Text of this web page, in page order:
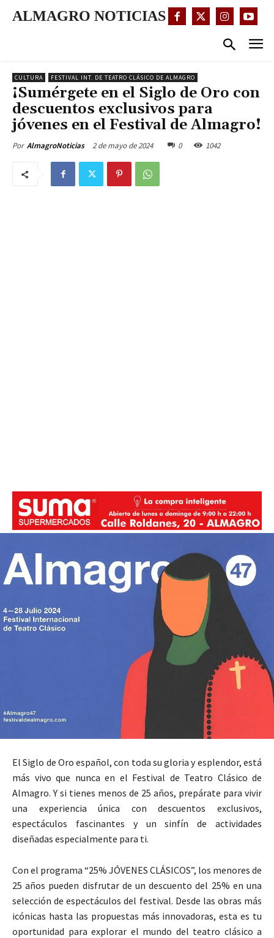
ALMAGRO NOTICIAS
CULTURA FESTIVAL INT. DE TEATRO CLÁSICO DE ALMAGRO
¡Sumérgete en el Siglo de Oro con
descuentos exclusivos para
jóvenes en el Festival de Almagro!
Por AlmagroNoticias 2 de mayo de 2024 0 1042
El Siglo de Oro español, con toda su gloria y esplendor, está
más vivo que nunca en el Festival de Teatro Clásico de
Almagro. Y si tienes menos de 25 años, prepárate para vivir
una experiencia única con descuentos exclusivos,
espectáculos fascinantes y un sinfín de actividades
diseñadas especialmente para ti.
Con el programa “25% JÓVENES CLÁSICOS”, los menores de
25 años pueden disfrutar de un descuento del 25% en una
selección de espectáculos del festival. Desde las obras más
icónicas hasta las propuestas más innovadoras, esta es tu
oportunidad para explorar el mundo del teatro clásico a